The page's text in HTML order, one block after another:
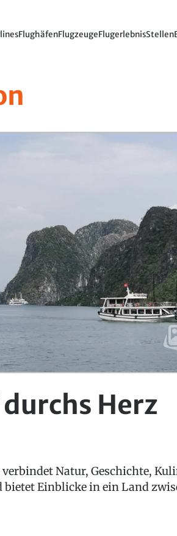
FlughäfenFlugzeugeFlugerlebnisStellen
Herz
Natur, Geschichte,
Einblicke in ein Land